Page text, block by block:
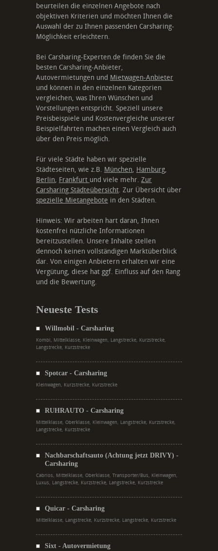
beurteilen die einzelnen Angebote nach
objektiven Kriterien und möchten Ihnen die
Auswahl der zu Ihnen passenden Carsharing-
Möglichkeit erleichtern.
Bei Carsharing-Experten.de finden Sie die
besten Carsharing-Anbieter,
Autovermietungen und Mietwagen-Anbieter
und können in den einzelnen Kategorien
vergleichen, was Ihren Wünschen und
Vorstellungen entspricht. Speziell unsere
Preisbeispiele und Kostenvergleiche unserer
Beispielfahrten machen einen Vergleich auch
über den Preis möglich.
Für viele Städte haben wir spezielle
Städteseiten, wie z.B. München, Hamburg,
Berlin, Frankfurt und viele mehr. Zur
Carsharing Städteübersicht. Zur Übersicht über
spezielle Mietangebote in den Städten.
Hinweis: Wir arbeiten hart daran, Ihnen
kostenfrei nützliche Informationen
bereitzustellen. Unsere Inhalte stellen
dennoch keinen vollständigen Marktüberblick
dar. Von einigen Anbietern erhalten wir eine
Vergütung, diese hat ggf. Einfluss auf den Rang
und die Bewertung.
Neueste Tests
Willmobil - Carsharing
Kombi, Mittelklasse, Kleinwagen, Langstrecke, Kurzstrecke,
Langstrecke, Kurzstrecke
Spotcar - Carsharing
Kleinwagen, Kurzstrecke, Kurzstrecke
RUHRAUTO - Carsharing
Mittelklasse, Oberklasse, Kleinwagen, Langstrecke, Kurzstrecke,
Langstrecke, Kurzstrecke
Nachbarschaftsauto (Achtung jetzt DRIVY) -
Carsharing
Cabrios, Mittelklasse, Oberklasse, Transporter/Bus, Kleinwagen,
Luxus, Langstrecke, Kurzstrecke, Langstrecke, Kurzstrecke
Quicar - Carsharing
Mittelklasse, Langstrecke, Kurzstrecke, Langstrecke, Kurzstrecke
Sixt - Autovermietung